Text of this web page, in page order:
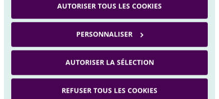
AUTORISER TOUS LES COOKIES
PERSONNALISER
AUTORISER LA SÉLECTION
REFUSER TOUS LES COOKIES
prolongé. La prolongation du délai de préavis de
rachat n'aura aucun impact sur la fréquence des
rachats du fond concerné.
La mise en œuvre de cette prolongation du délai
de préavis est strictement limitée à la durée
nécessaire au rétablissement de conditions
normales de liquidité.